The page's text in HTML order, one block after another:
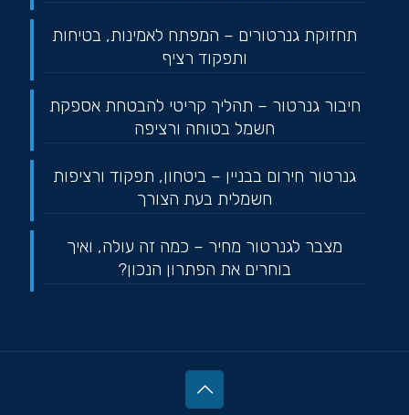
תחזוקת גנרטורים – המפתח לאמינות, בטיחות
ותפקוד רציף
חיבור גנרטור – תהליך קריטי להבטחת אספקת
חשמל בטוחה ורציפה
גנרטור חירום בבניין – ביטחון, תפקוד ורציפות
חשמלית בעת הצורך
מצבר לגנרטור מחיר – כמה זה עולה, ואיך
בוחרים את הפתרון הנכון?